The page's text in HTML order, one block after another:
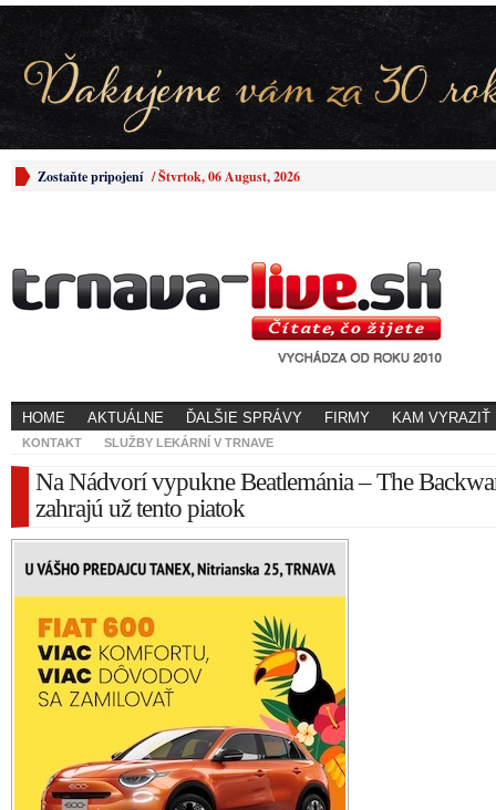
Zostaňte pripojení /Štvrtok, 06 August, 2026
HOME AKTUÁLNE ĎALŠIE SPRÁVY FIRMY KAM VYRAZIŤ
KONTAKT SLUŽBY LEKÁRNÍ V TRNAVE
Na Nádvorí vypukne Beatlemánia – The
zahrajú už tento piatok